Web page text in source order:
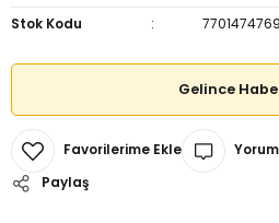
Stok Kodu
7701474769
Gelince
Paylaş